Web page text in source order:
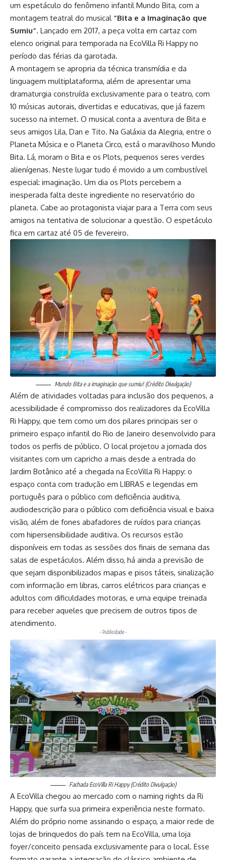
um espetáculo do fenômeno infantil Mundo Bita, com a
montagem teatral do musical “Bita e a Imaginação que
Sumiu”. Lançado em 2017, a peça volta em cartaz com
elenco original para temporada na EcoVilla Ri Happy no
período das férias da garotada.
A montagem se apropria da técnica transmídia e da
linguagem multiplataforma, além de apresentar uma
dramaturgia construída exclusivamente para o teatro, com
10 músicas autorais, divertidas e educativas, que já fazem
sucesso na internet. O musical conta a aventura de Bita e
seus amigos Lila, Dan e Tito. Na Galáxia da Alegria, entre o
Planeta Música e o Planeta Circo, está o maravilhoso Mundo
Bita. Lá, moram o Bita e os Plots, pequenos seres verdes
alienígenas. Neste lugar tudo é movido a um combustível
especial: imaginação. Um dia os Plots percebem a
inesperada falta deste ingrediente no reservatório do
planeta. Cabe ao protagonista viajar para a Terra com seus
amigos na tentativa de solucionar a questão. O espetáculo
fica em cartaz até 05 de fevereiro.
Mundo Bita e a imaginação que sumiu! (Crédito Divulgação)
Além de atividades voltadas para inclusão dos pequenos, a
acessibilidade é compromisso dos realizadores da EcoVilla
Ri Happy, que tem como um dos pilares principais ser o
primeiro espaço infantil do Rio de Janeiro desenvolvido para
todos os perfis de público. O local projetou a jornada dos
visitantes com um capricho a mais desde a entrada do
Jardim Botânico até a chegada na EcoVilla Ri Happy: o
espaço conta com tradução em LIBRAS e legendas em
português para o público com deficiência auditiva,
audiodescrição para o público com deficiência visual e baixa
visão, além de fones abafadores de ruídos para crianças
com hipersensibilidade auditiva. Os recursos estão
disponíveis em todas as sessões dos finais de semana das
salas de espetáculos. Além disso, há ainda a previsão de
que sejam disponibilizados mapas e pisos táteis, sinalização
com informação em libras, carros elétricos para crianças e
adultos com dificuldades motoras, e uma equipe treinada
para receber aqueles que precisem de outros tipos de
atendimento.
- Publicidade -
Fachada EcoVilla Ri Happy (Crédito Divulgação)
A EcoVilla chegou ao mercado com o naming rights da Ri
Happy, que surfa sua primeira experiência neste formato.
Além do próprio nome assinando o espaço, a maior rede de
lojas de brinquedos do país tem na EcoVilla, uma loja
foyer/conceito pensada exclusivamente para o local. Esse